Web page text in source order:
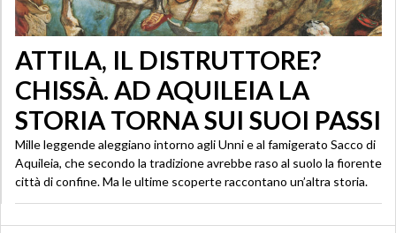
ATTILA, IL DISTRUTTORE?
CHISSÀ. AD AQUILEIA LA
STORIA TORNA SUI SUOI PASSI
Mille leggende aleggiano intorno agli Unni e al famigerato Sacco di
Aquileia, che secondo la tradizione avrebbe raso al suolo la fiorente
città di confine. Ma le ultime scoperte raccontano un’altra storia.